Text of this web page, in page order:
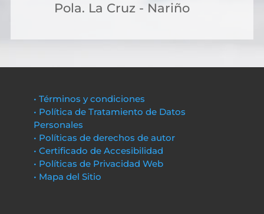
Pola. La Cruz - Nariño
• Términos y condiciones
• Política de Tratamiento de Datos
Personales
• Políticas de derechos de autor
• Certificado de Accesibilidad
• Políticas de Privacidad Web
• Mapa del Sitio